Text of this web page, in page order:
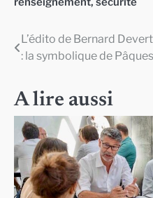
Navigation
l’article
L’édito de Bernard Devert
: la symbolique de Pâques
A lire aussi